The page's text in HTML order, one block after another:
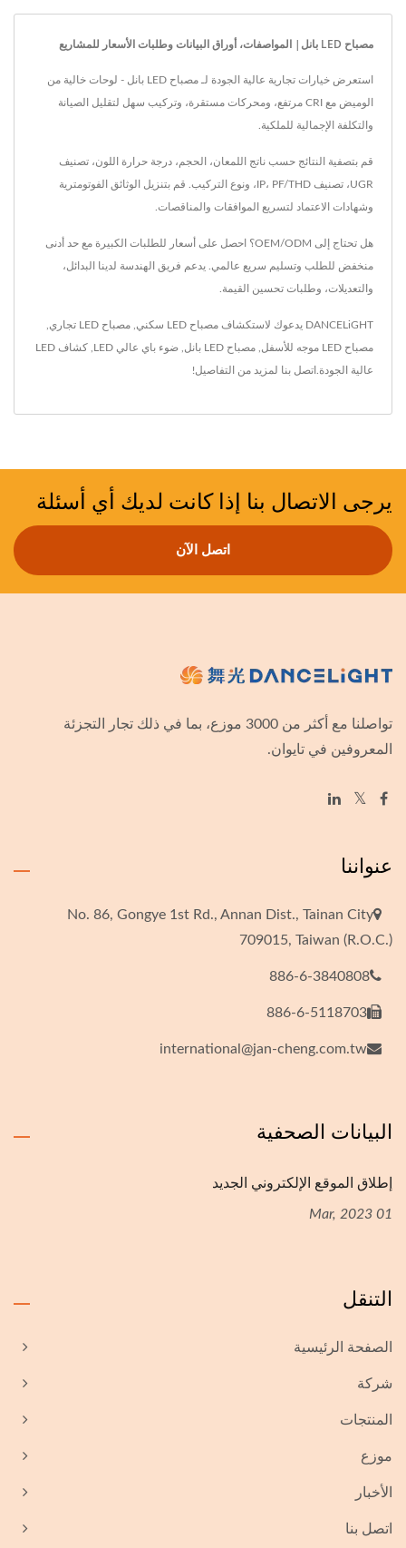
مصباح LED بانل| المواصفات، أوراق البيانات وطلبات الأسعار للمشاريع
استعرض خيارات تجارية عالية الجودة لـ مصباح LED بانل - لوحات خالية من
الوميض مع CRI مرتفع، ومحركات مستقرة، وتركيب سهل لتقليل الصيانة
والتكلفة الإجمالية للملكية.
قم بتصفية النتائج حسب ناتج اللمعان، الحجم، درجة حرارة اللون، تصنيف
UGR، تصنيف IP، PF/THD، ونوع التركيب. قم بتنزيل الوثائق الفوتومترية
وشهادات الاعتماد لتسريع الموافقات والمناقصات.
هل تحتاج إلى OEM/ODM؟ احصل على أسعار للطلبات الكبيرة مع حد أدنى
منخفض للطلب وتسليم سريع عالمي. يدعم فريق الهندسة لدينا البدائل،
والتعديلات، وطلبات تحسين القيمة.
DANCELiGHT يدعوك لاستكشاف مصباح LED سكني مصباح LED تجاري
مصباح LED موجه للأسفل مصباح LED بانل ضوء باي عالي LED كشاف LED
عالية الجودة. اتصل بنا لمزيد من التفاصيل!
يرجى الاتصال بنا إذا كانت لديك أي أسئلة
اتصل الآن
تواصلنا مع أكثر من 3000 موزع، بما في ذلك تجار التجزئة
المعروفين في تايوان.
عنواننا
No. 86, Gongye 1st Rd., Annan Dist., Tainan City
709015, Taiwan (R.O.C.)
886-6-3840808
886-6-5118703
international@jan-cheng.com.tw
البيانات الصحفية
إطلاق الموقع الإلكتروني الجديد
01 Mar, 2023
التنقل
الصفحة الرئيسية
شركة
المنتجات
موزع
الأخبار
اتصل بنا